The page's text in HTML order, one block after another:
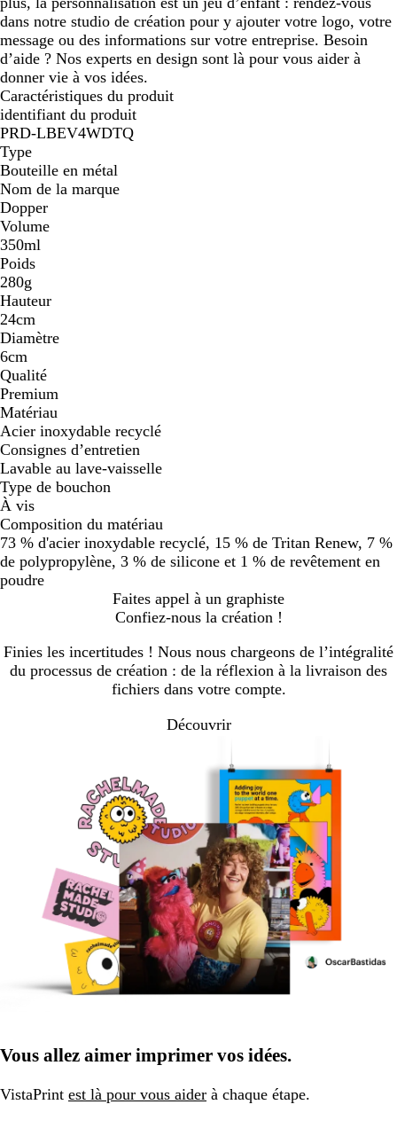
dans notre studio de création pour y ajouter votre logo, votre
message ou des informations sur votre entreprise. Besoin
d’aide ? Nos experts en design sont là pour vous aider à
donner vie à vos idées.
Caractéristiques du produit
identifiant du produit
PRD-LBEV4WDTQ
Type
Bouteille en métal
Nom de la marque
Dopper
Volume
350ml
Poids
280g
Hauteur
24cm
Diamètre
6cm
Qualité
Premium
Matériau
Acier inoxydable recyclé
Consignes d’entretien
Lavable au lave-vaisselle
Type de bouchon
À vis
Composition du matériau
73 % d'acier inoxydable recyclé, 15 % de Tritan Renew, 7 %
de polypropylène, 3 % de silicone et 1 % de revêtement en
poudre
Faites appel à un graphiste
Confiez-nous la création !
Finies les incertitudes ! Nous nous chargeons de l’intégralité
du processus de création : de la réflexion à la livraison des
fichiers dans votre compte.
Découvrir
Vous allez aimer imprimer vos idées.
VistaPrint est là pour vous aider à chaque étape.